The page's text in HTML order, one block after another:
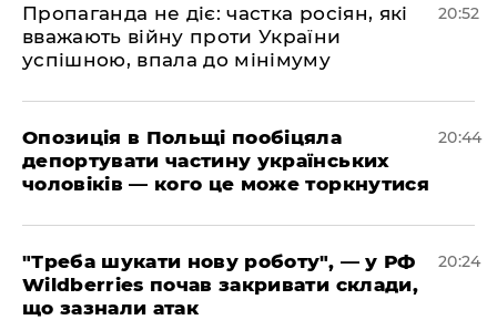
​Пропаганда не діє: частка росіян, які
вважають війну проти України
успішною, впала до мінімуму
20:52
​Опозиція в Польщі пообіцяла
депортувати частину українських
чоловіків — кого це може торкнутися
20:44
​"Треба шукати нову роботу", — у РФ
Wildberries почав закривати склади,
що зазнали атак
20:24